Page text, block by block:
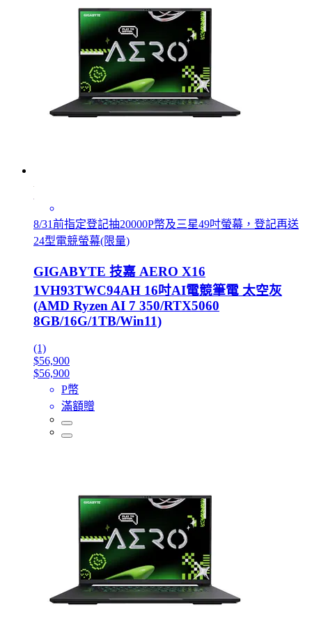
8/31前指定登記抽20000P幣及三星49吋螢幕，登記再送
24型電競螢幕(限量)
GIGABYTE 技嘉 AERO X16
1VH93TWC94AH 16吋AI電競筆電 太空灰
(AMD Ryzen AI 7 350/RTX5060
8GB/16G/1TB/Win11)
(1)
$56,900
$56,900
P幣
滿額贈